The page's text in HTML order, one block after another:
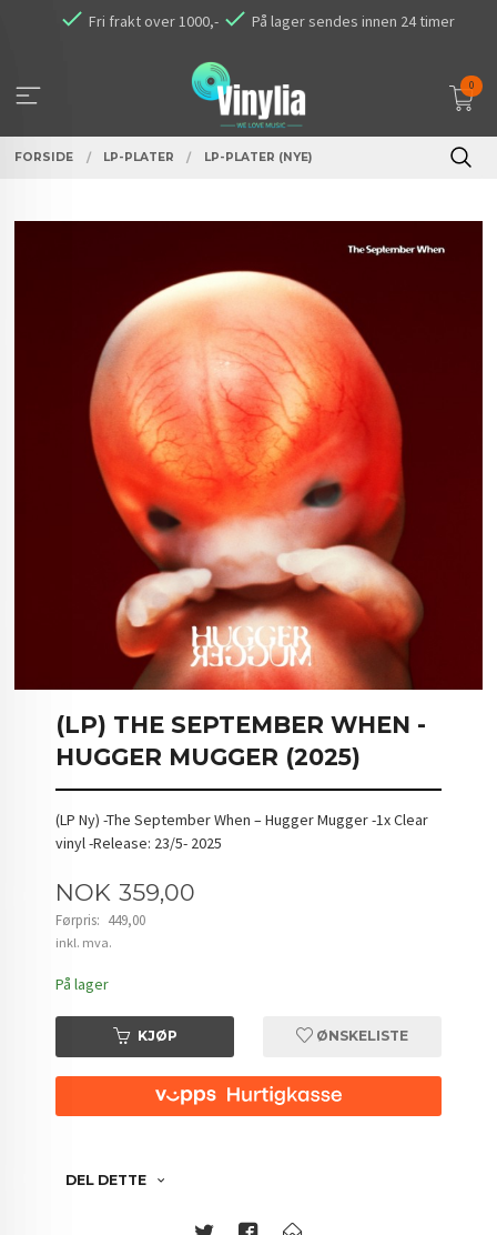
Fri frakt over 1000,- På lager sendes innen 24 timer
0
FORSIDE LP-PLATER LP-PLATER (NYE)
(LP) THE SEPTEMBER WHEN -
HUGGER MUGGER (2025)
(LP Ny) -The September When – Hugger Mugger -1x Clear
vinyl -Release: 23/5- 2025
Tilbud
NOK 359,00
Førpris: 449,00
Rabatt
inkl. mva.
På lager
KJØP ØNSKELISTE
DEL DETTE